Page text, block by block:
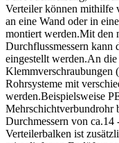
Verteiler können mithilfe
an eine Wand oder in
montiert werden.Mit den
Durchflussmessern kann
eingestellt werden.An
Klemmverschraubungen
Rohrsysteme mit
werden.Beispielsweise
Mehrschichtverbundrohr
Durchmessern von ca.14
Verteilerbalken ist